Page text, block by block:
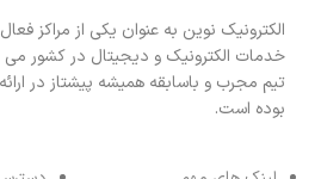
الکترونیک نوین به عنوان یکی از مراکز
خدمات الکترونیک و دیجیتال در کشور می
تیم مجرب و باسابقه همیشه پیشتاز در
بوده است.